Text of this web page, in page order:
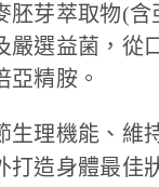
胚芽萃取物(含
嚴選益菌，從
亞精胺。
生理機能、維
打造身體最佳